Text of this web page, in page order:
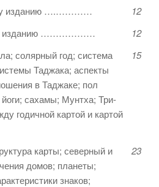
изданию ….…………
12
изданию ………………
12
солярный год; система
Таджака; аспекты
в Таджаке; пол
йоги; сахамы; Мунтха; Три-
годичной картой и картой
15
карты; северный и
домов; планеты;
знаков;
23